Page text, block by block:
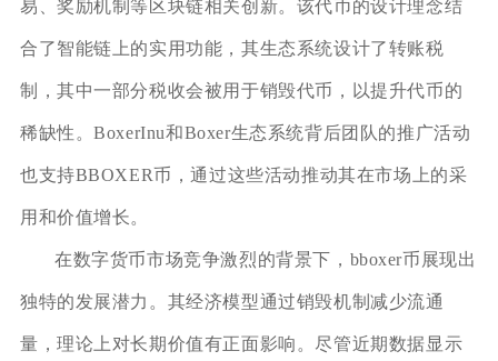
易、奖励机制等区块链相关创新。该代币的设计理念结
合了智能链上的实用功能，其生态系统设计了转账税
制，其中一部分税收会被用于销毁代币，以提升代币的
稀缺性。BoxerInu和Boxer生态系统背后团队的推广活动
也支持BBOXER币，通过这些活动推动其在市场上的采
用和价值增长。
在数字货币市场竞争激烈的背景下，bboxer币展现出
独特的发展潜力。其经济模型通过销毁机制减少流通
量，理论上对长期价值有正面影响。尽管近期数据显示